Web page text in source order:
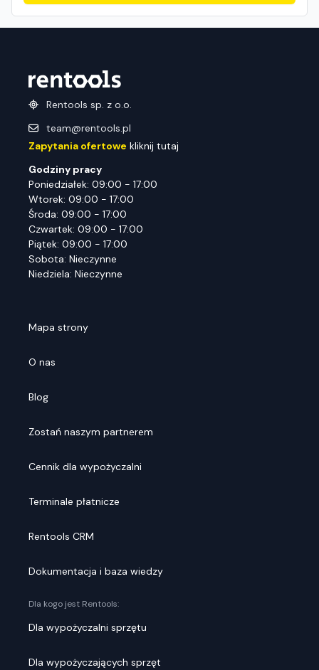
Rentools sp. z o.o.
team@rentools.pl
Zapytania ofertowe kliknij tutaj
Godziny pracy
Poniedziałek: 09:00 - 17:00
Wtorek: 09:00 - 17:00
Środa: 09:00 - 17:00
Czwartek: 09:00 - 17:00
Piątek: 09:00 - 17:00
Sobota: Nieczynne
Niedziela: Nieczynne
Mapa strony
O nas
Blog
Zostań naszym partnerem
Cennik dla wypożyczalni
Terminale płatnicze
Rentools CRM
Dokumentacja i baza wiedzy
Dla kogo jest Rentools:
Dla wypożyczalni sprzętu
Dla wypożyczających sprzęt